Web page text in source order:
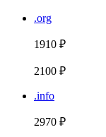
.org
1910 ₽
2100 ₽
.info
2970 ₽